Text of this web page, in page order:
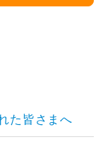
た皆さまへ